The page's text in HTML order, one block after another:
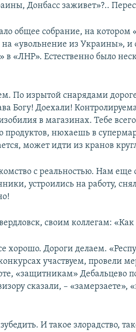
Донбасс заживет»?..
общее собрание, на котором
на «увольнение из Украины», и
в «ЛНР». Естественно было
По изрытой снарядами
Богу! Доехали!
в магазинах. Тебе
продуктов, нюхаешь в
может идти из кранов
с реальностью. Нам еще
устроились на работу,
своим коллегам: «Как
хорошо. Дороги делаем.
участвуем, провели
«защитникам» Дебальцево
сказали, – «замерзаете»,
И такое злорадство,